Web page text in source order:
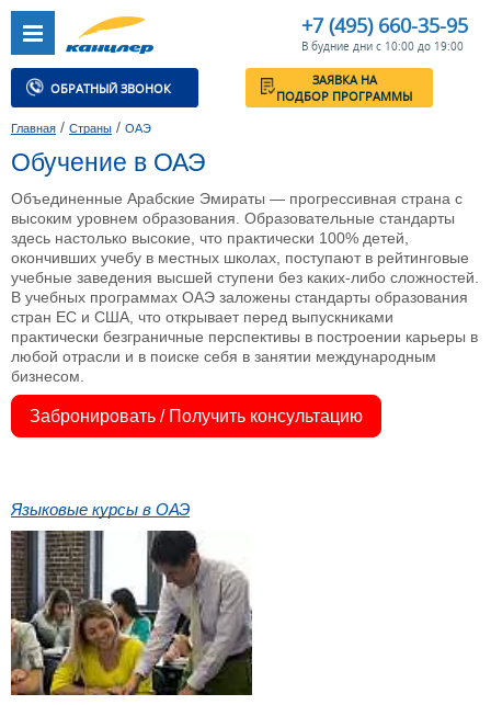
+7 (495) 660-35-95
В будние дни с 10:00 до 19:00
ОБРАТНЫЙ ЗВОНОК
ЗАЯВКА НА
ПОДБОР ПРОГРАММЫ
Главная / Страны / ОАЭ
Обучение в ОАЭ
Объединенные Арабские Эмираты — прогрессивная страна с
высоким уровнем образования. Образовательные стандарты
здесь настолько высокие, что практически 100% детей,
окончивших учебу в местных школах, поступают в рейтинговые
учебные заведения высшей ступени без каких-либо сложностей.
В учебных программах ОАЭ заложены стандарты образования
стран ЕС и США, что открывает перед выпускниками
практически безграничные перспективы в построении карьеры в
любой отрасли и в поиске себя в занятии международным
бизнесом.
Забронировать / Получить консультацию
Языковые курсы в ОАЭ